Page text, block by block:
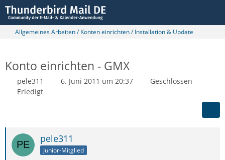
Allgemeines Arbeiten / Konten einrichten / Installation & Update
Konto einrichten - GMX
pele311 6. Juni 2011 um 20:37
Geschlossen
Erledigt
pele311
Junior-Mitglied